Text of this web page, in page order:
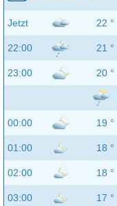
Jetzt 22 °
22:00 21 °
23:00 20 °
00:00 19 °
01:00 18 °
02:00 18 °
03:00 17 °